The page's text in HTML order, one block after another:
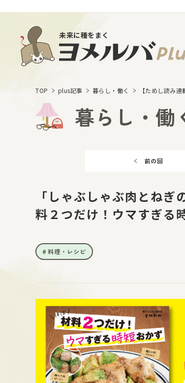
未来に種をまく
TOP plus記事 暮らし・働く 【ためし読み
暮らし・働
前の回
「しゃぶしゃぶ肉とね
料２つだけ！ウマすぎる
料理・レシピ